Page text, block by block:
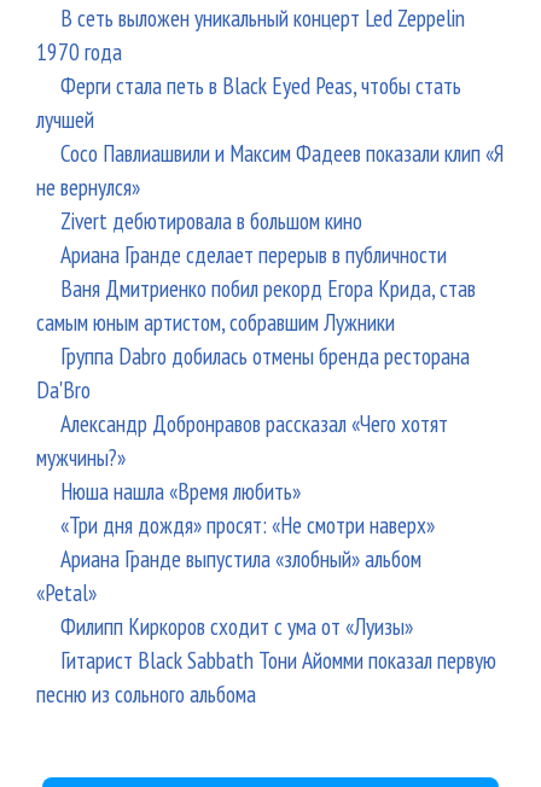
В сеть выложен уникальный концерт Led Zeppelin
1970 года
Ферги стала петь в Black Eyed Peas, чтобы стать
лучшей
Сосо Павлиашвили и Максим Фадеев показали клип «Я
не вернулся»
Zivert дебютировала в большом кино
Ариана Гранде сделает перерыв в публичности
Ваня Дмитриенко побил рекорд Егора Крида, став
самым юным артистом, собравшим Лужники
Группа Dabro добилась отмены бренда ресторана
Da'Bro
Александр Добронравов рассказал «Чего хотят
мужчины?»
Нюша нашла «Время любить»
«Три дня дождя» просят: «Не смотри наверх»
Ариана Гранде выпустила «злобный» альбом
«Petal»
Филипп Киркоров сходит с ума от «Луизы»
Гитарист Black Sabbath Тони Айомми показал первую
песню из сольного альбома